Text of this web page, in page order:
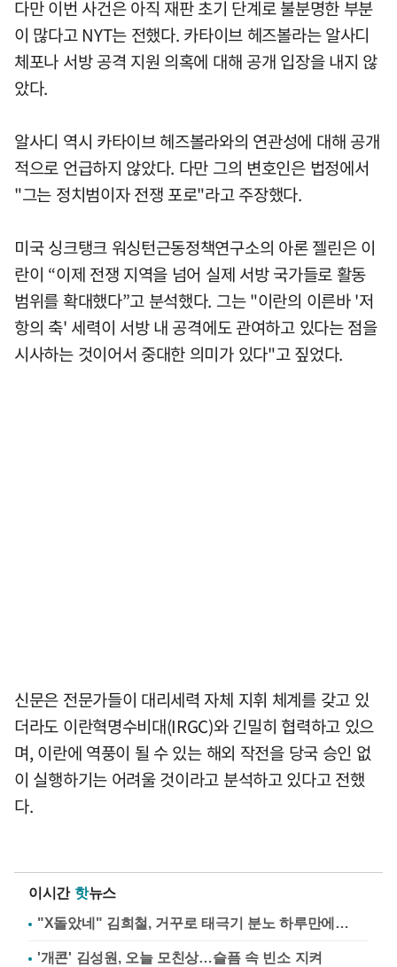
다만 이번 사건은 아직 재판 초기 단계로 불분명한 부분
이 많다고 NYT는 전했다. 카타이브 헤즈볼라는 알사디
체포나 서방 공격 지원 의혹에 대해 공개 입장을 내지 않
았다.
알사디 역시 카타이브 헤즈볼라와의 연관성에 대해 공개
적으로 언급하지 않았다. 다만 그의 변호인은 법정에서
"그는 정치범이자 전쟁 포로"라고 주장했다.
미국 싱크탱크 워싱턴근동정책연구소의 아론 젤린은 이
란이 “이제 전쟁 지역을 넘어 실제 서방 국가들로 활동
범위를 확대했다”고 분석했다. 그는 "이란의 이른바 '저
항의 축' 세력이 서방 내 공격에도 관여하고 있다는 점을
시사하는 것이어서 중대한 의미가 있다"고 짚었다.
신문은 전문가들이 대리세력 자체 지휘 체계를 갖고 있
더라도 이란혁명수비대(IRGC)와 긴밀히 협력하고 있으
며, 이란에 역풍이 될 수 있는 해외 작전을 당국 승인 없
이 실행하기는 어려울 것이라고 분석하고 있다고 전했
다.
이시간 핫뉴스
"X돌았네" 김희철, 거꾸로 태극기 분노 하루만에…
'개콘' 김성원, 오늘 모친상…슬픔 속 빈소 지켜